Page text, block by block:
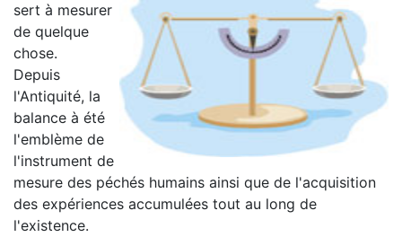
sert à mesurer
de quelque
chose.
Depuis
l'Antiquité, la
balance à été
l'emblème de
l'instrument de
mesure des péchés humains ainsi que de l'acquisition
des expériences accumulées tout au long de
l'existence.